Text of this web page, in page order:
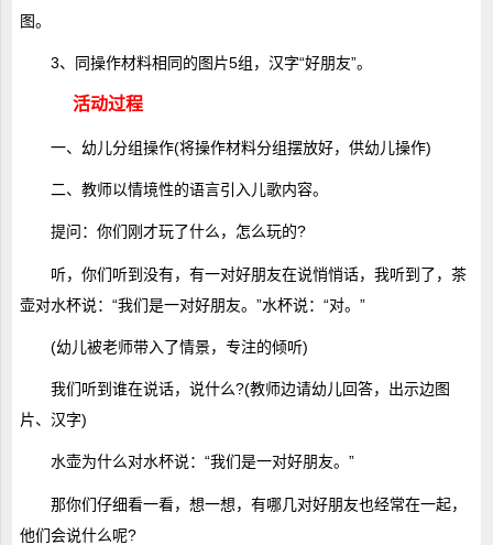
图。
3、同操作材料相同的图片5组，汉字“好朋友”。
活动过程
一、幼儿分组操作(将操作材料分组摆放好，供幼儿操作)
二、教师以情境性的语言引入儿歌内容。
提问：你们刚才玩了什么，怎么玩的?
听，你们听到没有，有一对好朋友在说悄悄话，我听到了，茶
壶对水杯说：“我们是一对好朋友。”水杯说：“对。”
(幼儿被老师带入了情景，专注的倾听)
我们听到谁在说话，说什么?(教师边请幼儿回答，出示边图
片、汉字)
水壶为什么对水杯说：“我们是一对好朋友。”
那你们仔细看一看，想一想，有哪几对好朋友也经常在一起，
他们会说什么呢?